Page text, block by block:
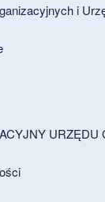
i
URZĘDU